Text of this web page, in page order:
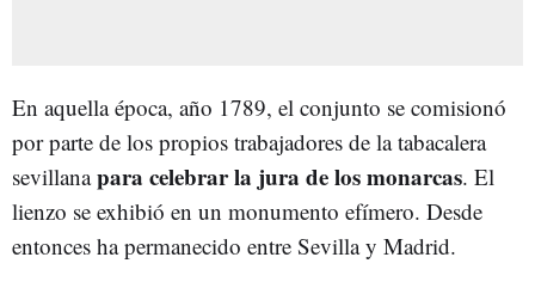
En aquella época, año 1789, el conjunto se comisionó
por parte de los propios trabajadores de la tabacalera
sevillanapara celebrar la jura de los monarcas. El
lienzo se exhibió en un monumento efímero. Desde
entonces ha permanecido entre Sevilla y Madrid.